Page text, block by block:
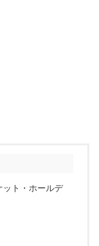
ット・ホールデ